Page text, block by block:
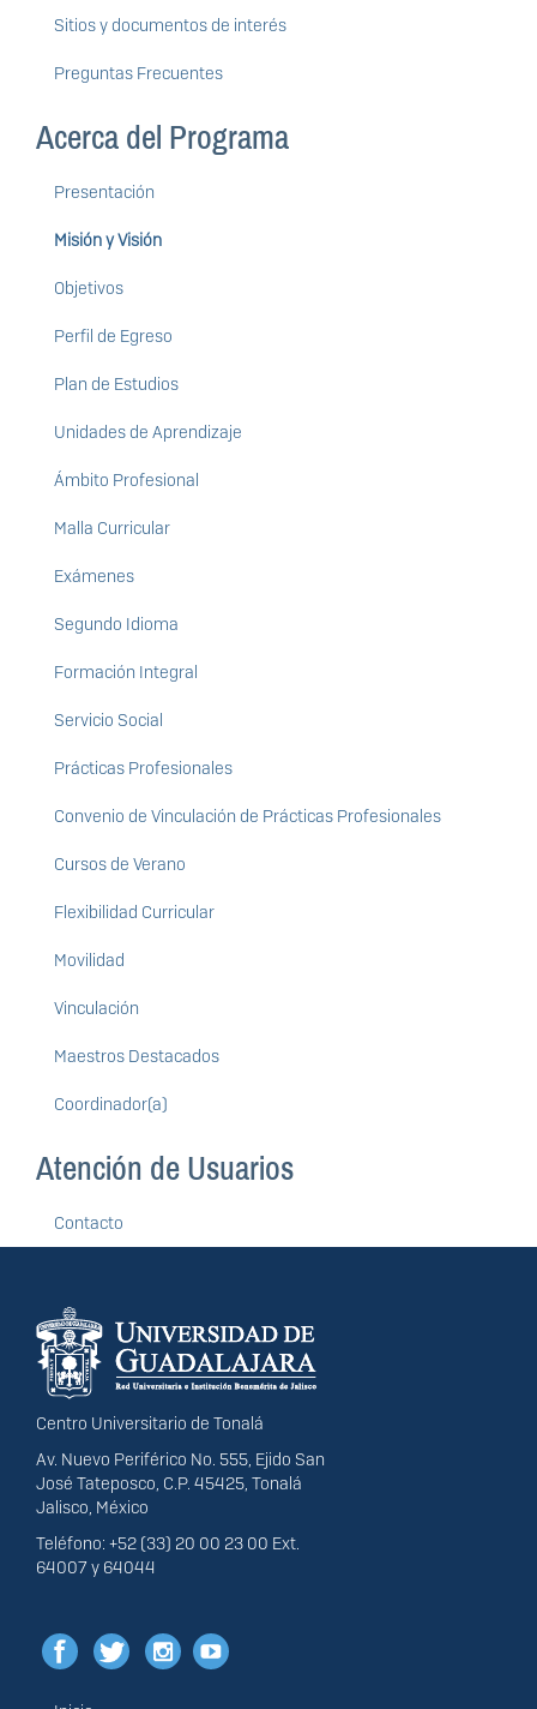
Sitios y documentos de interés
Preguntas Frecuentes
Acerca del Programa
Presentación
Misión y Visión
Objetivos
Perfil de Egreso
Plan de Estudios
Unidades de Aprendizaje
Ámbito Profesional
Malla Curricular
Exámenes
Segundo Idioma
Formación Integral
Servicio Social
Prácticas Profesionales
Convenio de Vinculación de Prácticas Profesionales
Cursos de Verano
Flexibilidad Curricular
Movilidad
Vinculación
Maestros Destacados
Coordinador(a)
Atención de Usuarios
Contacto
Información del
portal
Centro Universitario de Tonalá
Av. Nuevo Periférico No. 555, Ejido San
José Tateposco, C.P. 45425, Tonalá
Jalisco, México
Teléfono: +52 (33) 20 00 23 00 Ext.
64007 y 64044